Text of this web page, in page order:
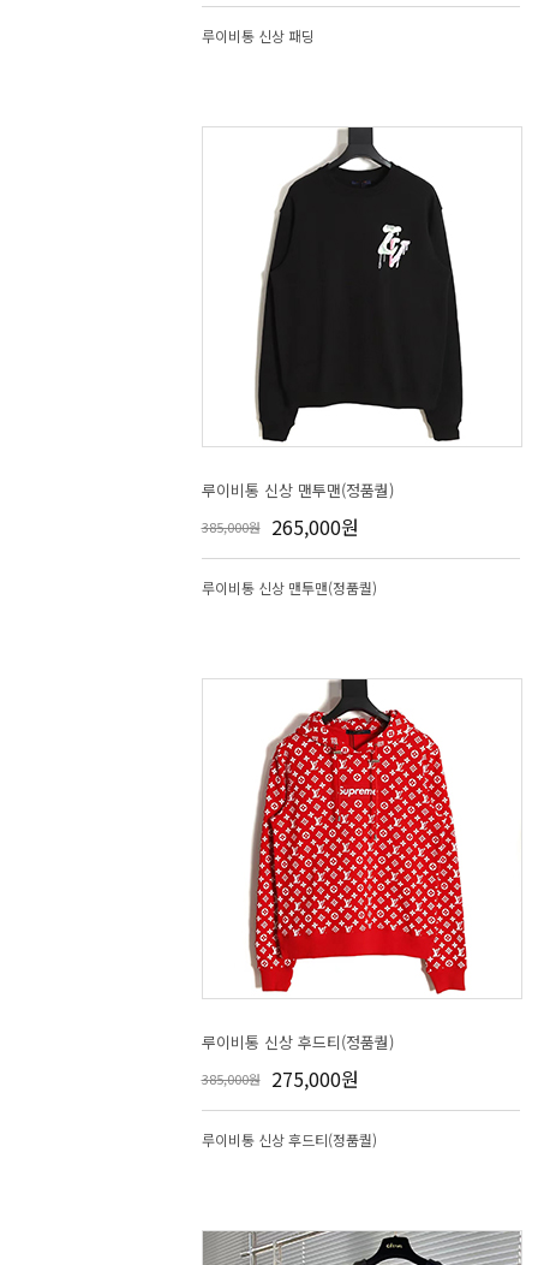
루이비통 신상 패딩
루이비통 신상 맨투맨(정품퀄)
385,000원 265,000원
루이비통 신상 맨투맨(정품퀄)
루이비통 신상 후드티(정품퀄)
385,000원 275,000원
루이비통 신상 후드티(정품퀄)